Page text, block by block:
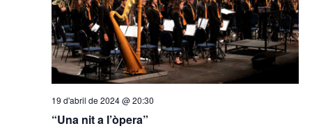
“Una nit a l’òpera”
19 d'abril de 2024 @ 20:30